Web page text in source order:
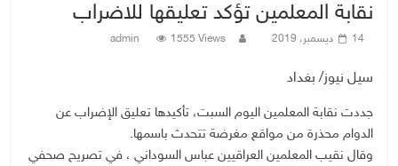
نقابة المعلمين تؤكد تعليقها للاضراب
14 ديسمبر، 2019 admin 1555 Views
سيل نيوز/ بغداد
جددت نقابة المعلمين اليوم السبت، تأكيدها تعليق الإضراب عن
الدوام محذرة من مواقع مغرضة تتحدث باسمها.
وقال نقيب المعلمين العراقيين عباس السوداني ، في تصريح صحفي